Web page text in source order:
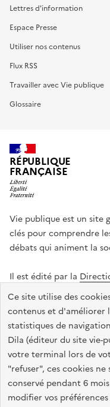
Ce site utilise des
contenus et d'améliorer
statistiques de
Dila (éditeur du site vie-
votre terminal lors de
"refuser", ces cookies
conservé pendant 6
modifier vos
Lettres d'information
Espace Presse
Utiliser nos contenus
Flux RSS
Travailler avec Vie publique
Glossaire
RÉPUBLIQUE
FRANÇAISE
Vie publique est un
clés pour comprendre
débats qui animent la
Il est édité par la
administrative
legifrance.gouv.fr
service-public.gouv.fr
Accessibilité : totalement